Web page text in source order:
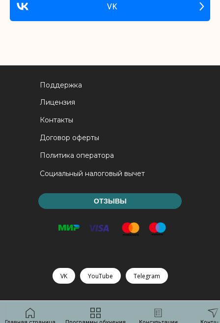
VK
Договор оферты
Политика оператора
Социальный налоговый вычет
Контакты
Поддержка
Лицензия
ОТЗЫВЫ
VK YouTube Telegram